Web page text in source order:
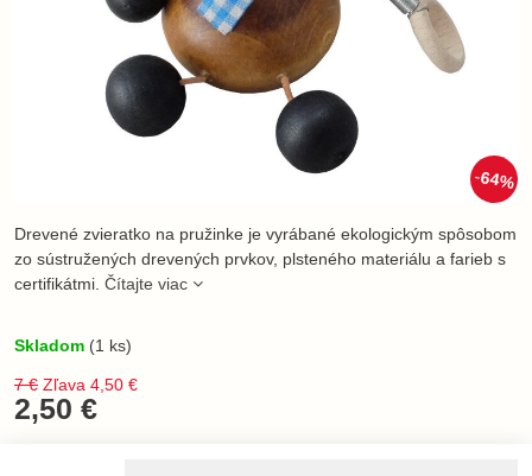
64%
Drevené zvieratko na pružinke je vyrábané ekologickým spôsobom
zo sústružených drevených prvkov, plsteného materiálu a farieb s
certifikátmi. Čítajte viac
Skladom (1 ks)
7 € Zľava 4,50 €
2,50 €